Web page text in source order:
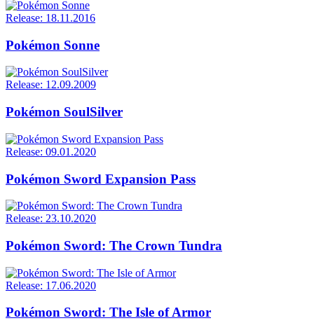
Release: 18.11.2016
Pokémon Sonne
Release: 12.09.2009
Pokémon SoulSilver
Release: 09.01.2020
Pokémon Sword Expansion Pass
Release: 23.10.2020
Pokémon Sword: The Crown Tundra
Release: 17.06.2020
Pokémon Sword: The Isle of Armor